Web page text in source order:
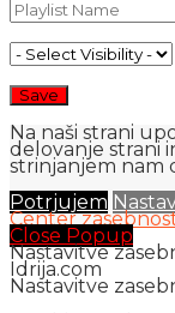
Na naši strani
delovanje strani
strinjanjem nam
Potrjujem
Center
Close Popup
Nastavitve
Idrija.com
Nastavitve